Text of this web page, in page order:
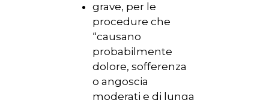
grave, per le
procedure che
“causano
probabilmente
dolore, sofferenza
o angoscia
moderati e di lunga